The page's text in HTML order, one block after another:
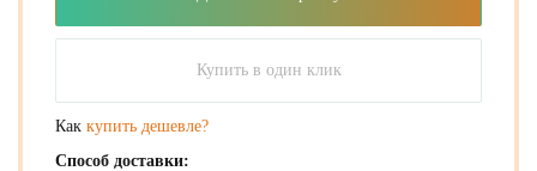
Купить в один клик
Как купить дешевле?
Способ доставки: